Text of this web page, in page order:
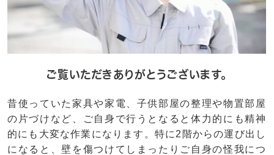
ご覧いただきありがとうございます。
昔使っていた家具や家電、子供部屋の整理や物置部屋
の片づけなど、ご自身で行うとなると体力的にも精神
的にも大変な作業になります。特に2階からの運び出し
になると、壁を傷つけてしまったりご自身の怪我につ